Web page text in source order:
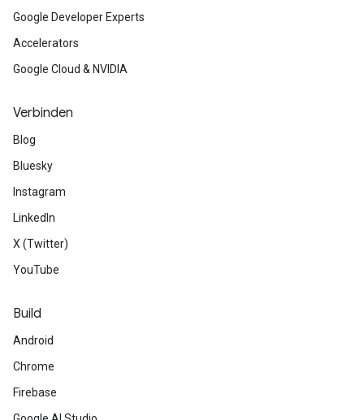
Google Developer Experts
Accelerators
Google Cloud & NVIDIA
Verbinden
Blog
Bluesky
Instagram
LinkedIn
X (Twitter)
YouTube
Build
Android
Chrome
Firebase